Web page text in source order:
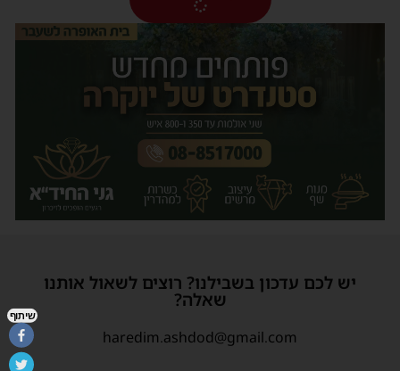
יש לכם עדכון בשבילנו? רוצים לשאול אותנו
שאלה?
haredim.ashdod@gmail.com
שיתוף